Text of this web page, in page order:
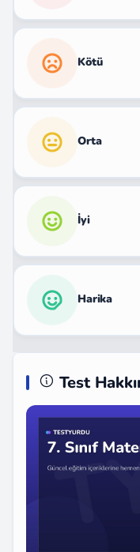
Kötü
Orta
İyi
Harika
Test